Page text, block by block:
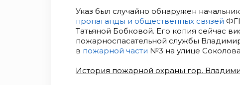
Указ был случайно обнаружен
пропаганды и общественных связей
Татьяной Бобковой. Его копия сейчас
пожарноспасательной службы
в пожарной части №3 на улице
История пожарной охраны гор.